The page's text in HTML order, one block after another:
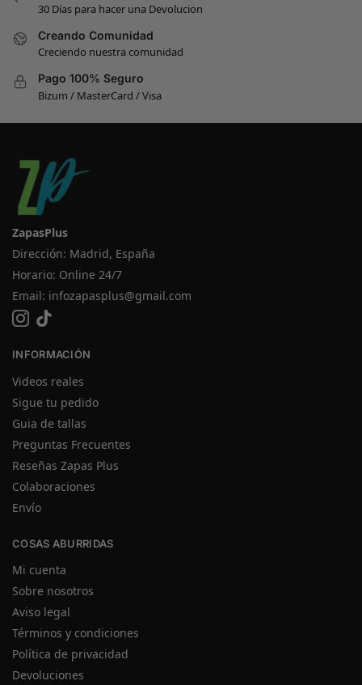
30 Días para hacer una Devolucion
Creando Comunidad
Creciendo nuestra comunidad
Pago 100% Seguro
Bizum / MasterCard / Visa
ZapasPlus
Dirección: Madrid, España
Horario: Online 24/7
Email: infozapasplus@gmail.com
INFORMACIÓN
Videos reales
Sigue tu pedido
Guia de tallas
Preguntas Frecuentes
Reseñas Zapas Plus
Colaboraciones
Envío
COSAS ABURRIDAS
Mi cuenta
Sobre nosotros
Aviso legal
Términos y condiciones
Política de privacidad
Devoluciones